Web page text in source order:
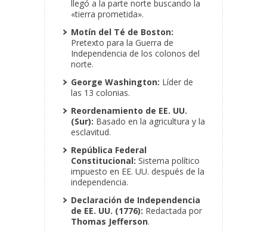
llegó a la parte norte buscando la
«tierra prometida».
Motín del Té de Boston:
Pretexto para la Guerra de
Independencia de los colonos del
norte.
George Washington: Líder de
las 13 colonias.
Reordenamiento de EE. UU.
(Sur): Basado en la agricultura y la
esclavitud.
República Federal
Constitucional: Sistema político
impuesto en EE. UU. después de la
independencia.
Declaración de Independencia
de EE. UU. (1776): Redactada por
Thomas Jefferson.